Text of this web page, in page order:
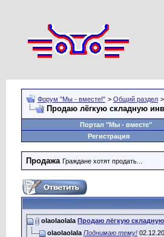
Форум "Мы - вместе!" > Общий раздел >
Продаю лёгкую складную
Портал "Мы - вместе"
Регистрация
Продажа Граждане хотят продать...
olaolaolala Продаю лёгкую
olaolaolala Поднимаю тему!